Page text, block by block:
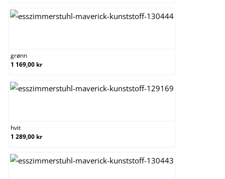
grønn
1 169,00 kr
hvit
1 289,00 kr